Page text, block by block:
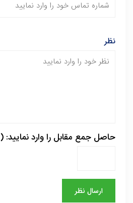
نظر
حاصل جمع مقابل را وارد نمایید: (2 + 5)